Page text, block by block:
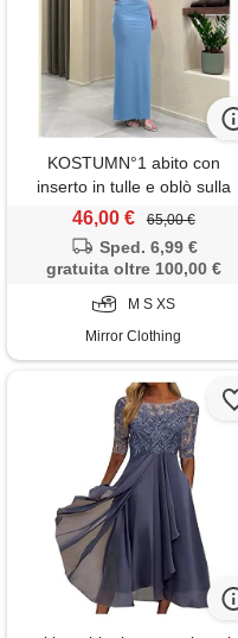
KOSTUMN°1 abito con
inserto in tulle e oblò sulla
schiena;KOSTUMN°1,
46,00 € 65,00 €
Sped. 6,99 €
gratuita oltre 100,00 €
M S XS
Mirror Clothing